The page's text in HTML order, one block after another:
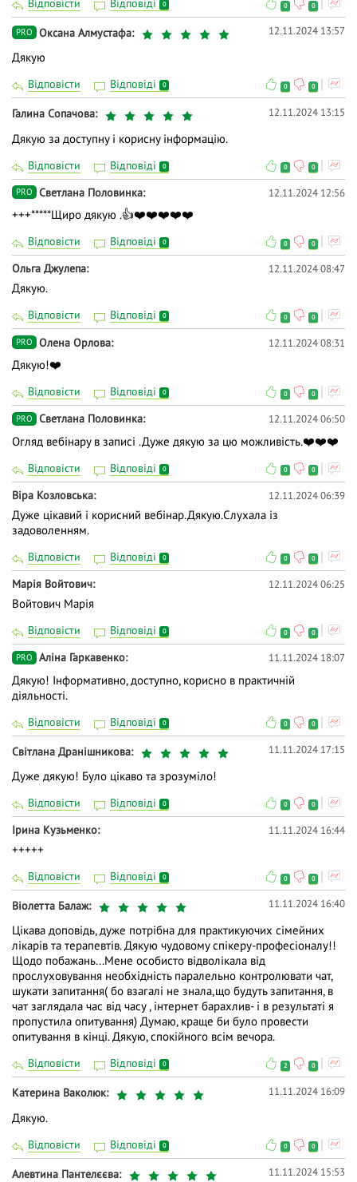
Відповісти Відповіді 0 0 0
PRO Оксана Алмустафа 12.11.2024 13:57
Дякую
Відповісти Відповіді 0 0 0
Галина Сопачова 12.11.2024 13:15
Дякую за доступну і корисну інформацію.
Відповісти Відповіді 0 0 0
PRO Светлана Половинка 12.11.2024 12:56
+++*****Щиро дякую .👍❤️❤️❤️❤️❤️
Відповісти Відповіді 0 0 0
Ольга Джулепа 12.11.2024 08:47
Дякую.
Відповісти Відповіді 0 0 0
PRO Олена Орлова 12.11.2024 08:31
Дякую!❤️
Відповісти Відповіді 0 0 0
PRO Светлана Половинка 12.11.2024 06:50
Огляд вебінару в записі .Дуже дякую за цю можливість.❤️❤️❤️
Відповісти Відповіді 0 0 0
Віра Козловська 12.11.2024 06:39
Дуже цікавий і корисний вебінар.Дякую.Слухала із
задоволенням.
Відповісти Відповіді 0 0 0
Марія Войтович 12.11.2024 06:25
Войтович Марія
Відповісти Відповіді 0 0 0
PRO Аліна Гаркавенко 11.11.2024 18:07
Дякую! Інформативно, доступно, корисно в практичній
діяльності.
Відповісти Відповіді 0 0 0
Світлана Дранішникова 11.11.2024 17:15
Дуже дякую! Було цікаво та зрозуміло!
Відповісти Відповіді 0 0 0
Ірина Кузьменко 11.11.2024 16:44
+++++
Відповісти Відповіді 0 0 0
Віолетта Балаж 11.11.2024 16:40
Цікава доповідь, дуже потрібна для практикуючих сімейних
лікарів та терапевтів. Дякую чудовому спікеру-професіоналу!!
Щодо побажань...Мене особисто відволікала від
прослуховування необхідність паралельно контролювати чат,
шукати запитання( бо взагалі не знала,що будуть запитання, в
чат заглядала час від часу , інтернет барахлив- і в результаті я
пропустила опитування) Думаю, краще би було провести
опитування в кінці. Дякую, спокійного всім вечора.
Відповісти Відповіді 0 2 0
Катерина Ваколюк 11.11.2024 16:09
Дякую.
Відповісти Відповіді 0 0 0
Алевтина Пантелєєва 11.11.2024 15:53